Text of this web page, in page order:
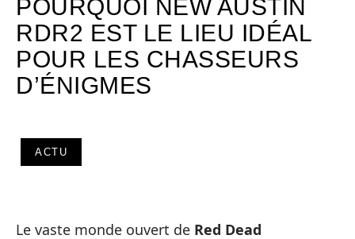
POURQUOI NEW AUSTIN
RDR2 EST LE LIEU IDÉAL
POUR LES CHASSEURS
D’ÉNIGMES
ACTU
Le vaste monde ouvert de Red Dead